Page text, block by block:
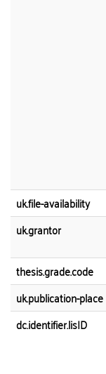
uk.file-availability
uk.grantor
thesis.grade.code
uk.publication-place
dc.identifier.lisID